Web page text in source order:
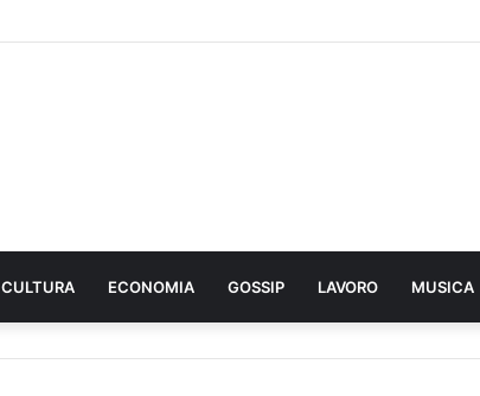
CULTURA ECONOMIA GOSSIP LAVORO MUSICA